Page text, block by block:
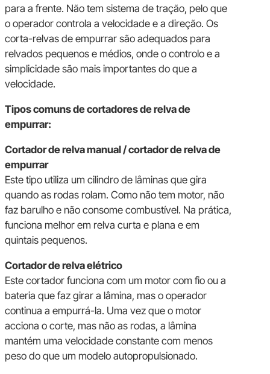
para a frente. Não tem sistema de tração, pelo que
o operador controla a velocidade e a direção. Os
corta-relvas de empurrar são adequados para
relvados pequenos e médios, onde o controlo e a
simplicidade são mais importantes do que a
velocidade.
Tipos comuns de cortadores de relva de
empurrar:
Cortador de relva manual / cortador de relva de
empurrar
Este tipo utiliza um cilindro de lâminas que gira
quando as rodas rolam. Como não tem motor, não
faz barulho e não consome combustível. Na prática,
funciona melhor em relva curta e plana e em
quintais pequenos.
Cortador de relva elétrico
Este cortador funciona com um motor com fio ou a
bateria que faz girar a lâmina, mas o operador
continua a empurrá-la. Uma vez que o motor
acciona o corte, mas não as rodas, a lâmina
mantém uma velocidade constante com menos
peso do que um modelo autopropulsionado.